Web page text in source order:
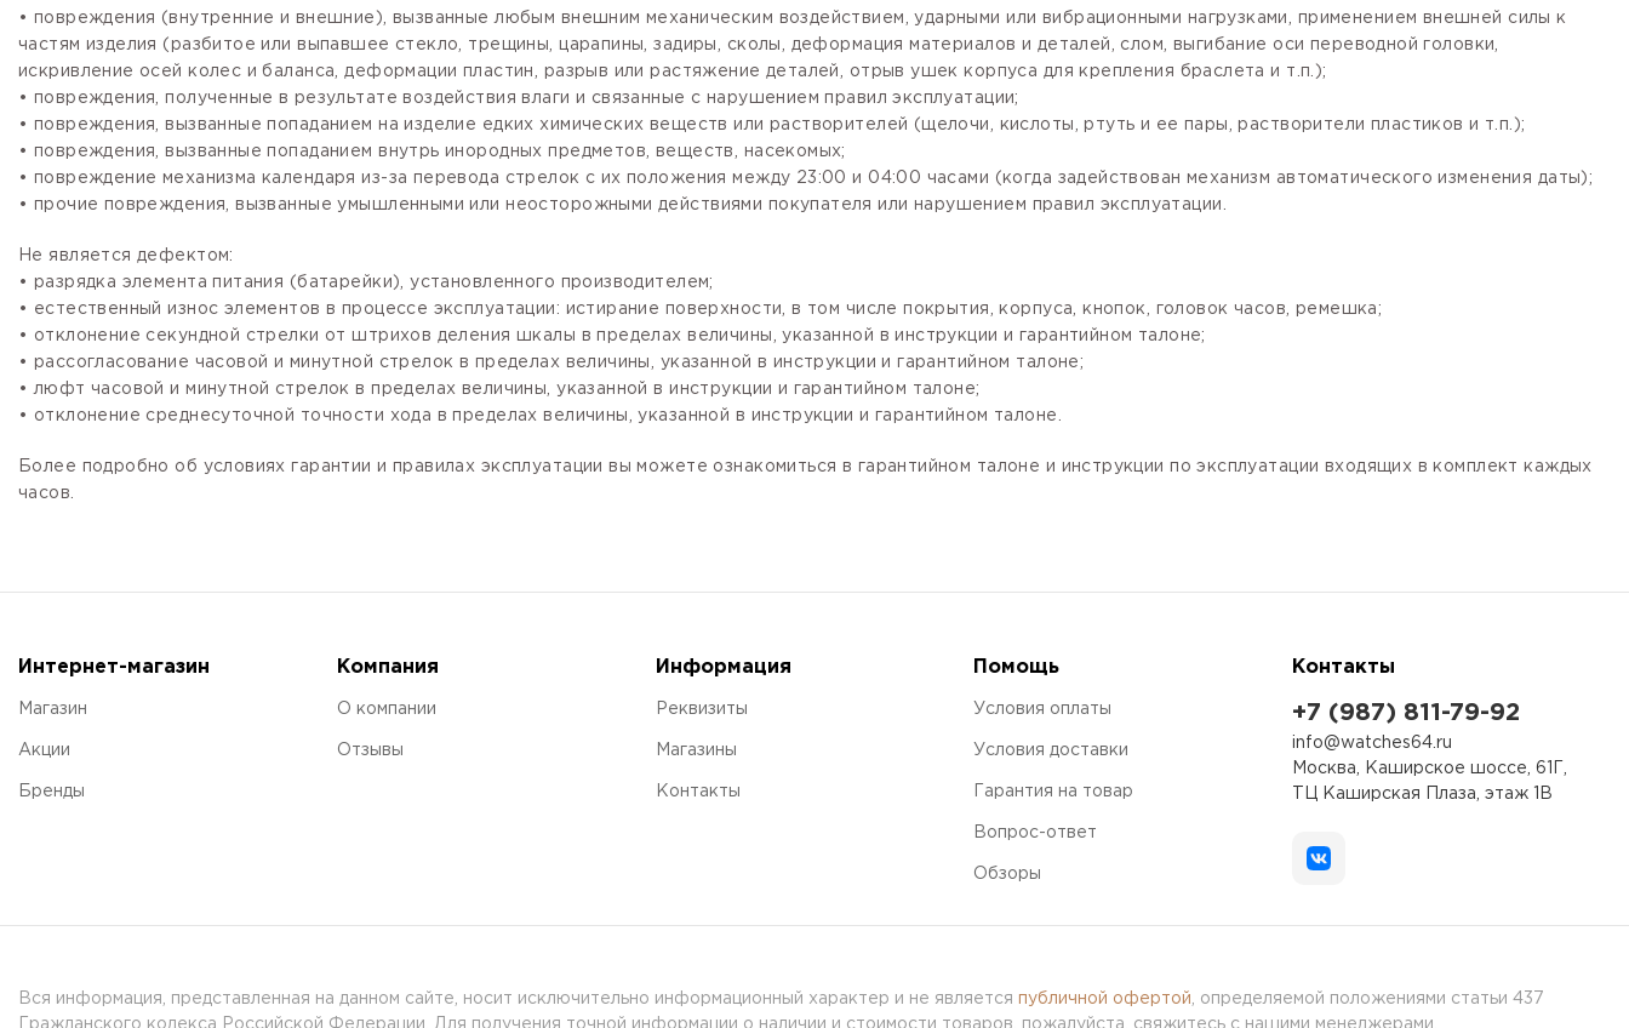
• повреждения (внутренние и внешние), вызванные любым внешним механическим воздействием, ударными или вибрационными нагрузками, применением внешней силы к
частям изделия (разбитое или выпавшее стекло, трещины, царапины, задиры, сколы, деформация материалов и деталей, слом, выгибание оси переводной головки,
искривление осей колес и баланса, деформации пластин, разрыв или растяжение деталей, отрыв ушек корпуса для крепления браслета и т.п.);
• повреждения, полученные в результате воздействия влаги и связанные с нарушением правил эксплуатации;
• повреждения, вызванные попаданием на изделие едких химических веществ или растворителей (щелочи, кислоты, ртуть и ее пары, растворители пластиков и т.п.);
• повреждения, вызванные попаданием внутрь инородных предметов, веществ, насекомых;
• повреждение механизма календаря из-за перевода стрелок с их положения между 23:00 и 04:00 часами (когда задействован механизм автоматического изменения даты);
• прочие повреждения, вызванные умышленными или неосторожными действиями покупателя или нарушением правил эксплуатации.
Не является дефектом:
• разрядка элемента питания (батарейки), установленного производителем;
• естественный износ элементов в процессе эксплуатации: истирание поверхности, в том числе покрытия, корпуса, кнопок, головок часов, ремешка;
• отклонение секундной стрелки от штрихов деления шкалы в пределах величины, указанной в инструкции и гарантийном талоне;
• рассогласование часовой и минутной стрелок в пределах величины, указанной в инструкции и гарантийном талоне;
• люфт часовой и минутной стрелок в пределах величины, указанной в инструкции и гарантийном талоне;
• отклонение среднесуточной точности хода в пределах величины, указанной в инструкции и гарантийном талоне.
Более подробно об условиях гарантии и правилах эксплуатации вы можете ознакомиться в гарантийном талоне и инструкции по эксплуатации входящих в комплект каждых
часов.
Интернет-магазин
Магазин
Акции
Бренды
Компания
О компании
Отзывы
Информация
Реквизиты
Магазины
Контакты
Помощь
Условия оплаты
Условия доставки
Гарантия на товар
Вопрос-ответ
Обзоры
Контакты
+7 (987) 811-79-92
info@watches64.ru
Москва, Каширское шоссе, 61Г,
ТЦ Каширская Плаза, этаж 1В
Вся информация, представленная на данном сайте, носит исключительно информационный характер и не является публичной офертой , определяемой положениями статьи 437
Гражданского кодекса Российской Федерации. Для получения точной информации о наличии и стоимости товаров, пожалуйста, свяжитесь с нашими менеджерами.